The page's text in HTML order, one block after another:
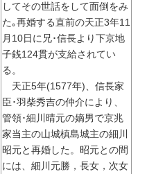
してその世話をして面倒をみ
た｡再婚する直前の天正3年11
月10日に兄･信長より下京地
子銭124貫が支給されてい
る。
天正5年(1577年)、信長家
臣･羽柴秀吉の仲介により、
管領･細川晴元の嫡男で京兆
家当主の山城槙島城主の細川
昭元と再婚した。昭元との間
には、細川元勝，長女，次女